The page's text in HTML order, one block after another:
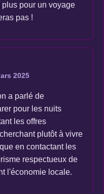
pour un voyage
pas !
2025
a parlé de
pour les nuits
les offres
plutôt à vivre
en contactant les
respectueux de
l'économie locale.